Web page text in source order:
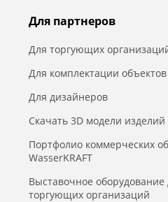
Для партнеров
Для торгующих
Для комплектации объектов
Для дизайнеров
Скачать 3D модели изделий
Портфолио коммерческих
WasserKRAFT
Выставочное оборудование
торгующих организаций